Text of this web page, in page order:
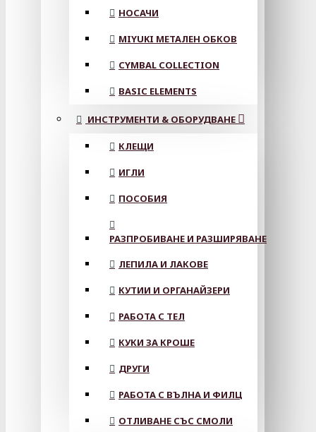
НОСАЧИ
MIYUKI МЕТАЛЕН ОБКОВ
CYMBAL COLLECTION
BASIC ELEMENTS
ИНСТРУМЕНТИ & ОБОРУДВАНЕ
КЛЕЩИ
ИГЛИ
ПОСОБИЯ
РАЗПРОБИВАНЕ И РАЗШИРЯВАНЕ
ЛЕПИЛА И ЛАКОВЕ
КУТИИ И ОРГАНАЙЗЕРИ
РАБОТА С ТЕЛ
КУКИ ЗА КРОШЕ
ДРУГИ
РАБОТА С ВЪЛНА И ФИЛЦ
ОТЛИВАНЕ СЪС СМОЛИ